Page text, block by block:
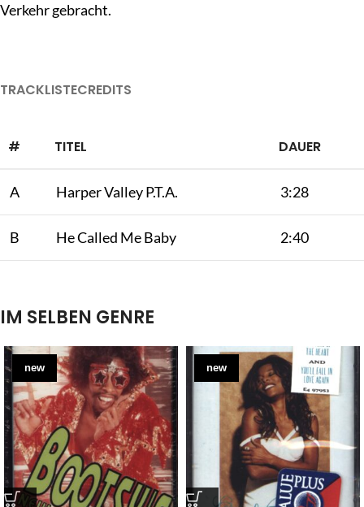
Verkehr gebracht.
TRACKLISTECREDITS
# TITEL DAUER
A Harper Valley P.T.A. 3:28
B He Called Me Baby 2:40
IM SELBEN GENRE
new new